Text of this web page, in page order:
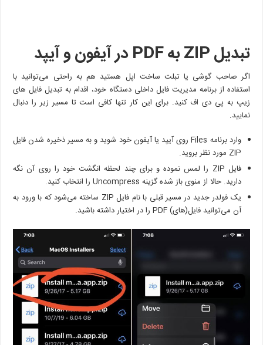
تبدیلZIPبهPDFدر آیفون و آیپد
اگر صاحب گوشی یا تبلت ساخت اپل هستید هم به راحتی می‌توانید با
استفاده از برنامه مدیریت فایل داخلی دستگاه خود، اقدام به تبدیل فایل های
زیپ به پی دی اف کنید. برای این کار تنها کافی است تا مسیر زیر را دنبال
نمایید.
وارد برنامه Files روی آیپد یا آیفون خود شوید و به مسیر ذخیره شدن فایل
ZIP مورد نظر بروید.
فایل ZIP را لمس نموده و برای چند لحظه انگشت خود را روی آن نگه
دارید. حالا از منوی باز شده گزینه Uncompress را انتخاب کنید.
یک فولدر جدید در مسیر قبلی با نام فایل ZIP ساخته می‌شود که با ورود به
آن می‌توانید فایل(های) PDF را در اختیار داشته باشید.